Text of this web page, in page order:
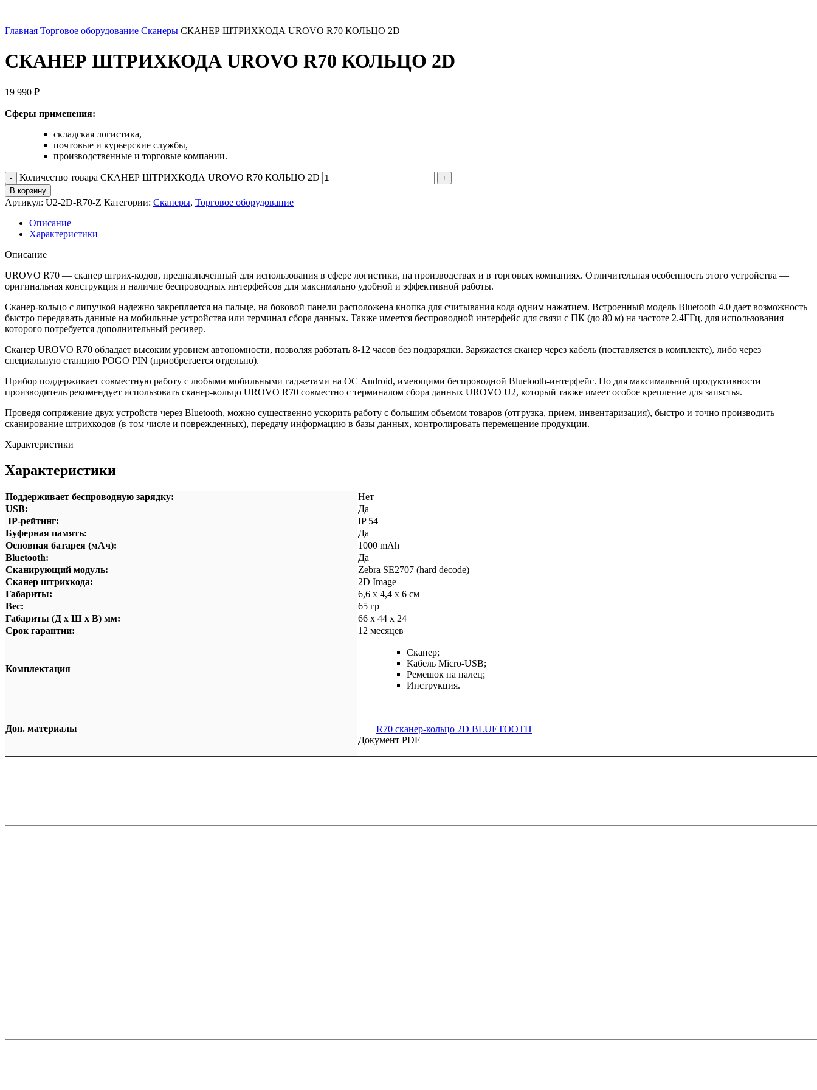
Главная Торговое оборудование Сканеры СКАНЕР ШТРИХКОДА UROVO R70 КОЛЬЦО 2D
СКАНЕР ШТРИХКОДА UROVO R70 КОЛЬЦО 2D
19 990 ₽
Сферы применения:
складская логистика,
почтовые и курьерские службы,
производственные и торговые компании.
Количество товара СКАНЕР ШТРИХКОДА UROVO R70 КОЛЬЦО 2D
В корзину
Артикул: U2-2D-R70-Z Категории: Сканеры, Торговое оборудование
Описание
Характеристики
Описание
UROVO R70 — сканер штрих-кодов, предназначенный для использования в сфере логистики, на производствах и в торговых компаниях. Отличительная особенность этого устройства —
оригинальная конструкция и наличие беспроводных интерфейсов для максимально удобной и эффективной работы.
Сканер-кольцо с липучкой надежно закрепляется на пальце, на боковой панели расположена кнопка для считывания кода одним нажатием. Встроенный модель Bluetooth 4.0 дает возможность
быстро передавать данные на мобильные устройства или терминал сбора данных. Также имеется беспроводной интерфейс для связи с ПК (до 80 м) на частоте 2.4ГГц, для использования
которого потребуется дополнительный ресивер.
Сканер UROVO R70 обладает высоким уровнем автономности, позволяя работать 8-12 часов без подзарядки. Заряжается сканер через кабель (поставляется в комплекте), либо через
специальную станцию POGO PIN (приобретается отдельно).
Прибор поддерживает совместную работу с любыми мобильными гаджетами на ОС Android, имеющими беспроводной Bluetooth-интерфейс. Но для максимальной продуктивности
производитель рекомендует использовать сканер-кольцо UROVO R70 совместно с терминалом сбора данных UROVO U2, который также имеет особое крепление для запястья.
Проведя сопряжение двух устройств через Bluetooth, можно существенно ускорить работу с большим объемом товаров (отгрузка, прием, инвентаризация), быстро и точно производить
сканирование штрихкодов (в том числе и поврежденных), передачу информацию в базы данных, контролировать перемещение продукции.
Характеристики
Характеристики
Поддерживает беспроводную зарядку:
Нет
USB:
Да
IP-рейтинг:
IP 54
Буферная память:
Да
Основная батарея (мАч):
1000 mAh
Bluetooth:
Да
Сканирующий модуль:
Zebra SE2707 (hard decode)
Сканер штрихкода:
2D Image
Габариты:
6,6 x 4,4 x 6 см
Вес:
65 гр
Габариты (Д х Ш х В) мм:
66 x 44 x 24
Срок гарантии:
12 месяцев
Комплектация
Сканер;
Кабель Micro-USB;
Ремешок на палец;
Инструкция.
Доп. материалы
R70 сканер-кольцо 2D BLUETOOTH
Документ PDF